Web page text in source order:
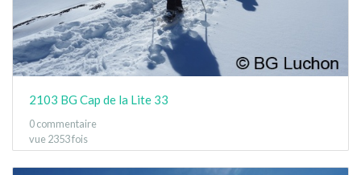
2103 BG Cap de la Lite 33
0 commentaire
vue 2353 fois